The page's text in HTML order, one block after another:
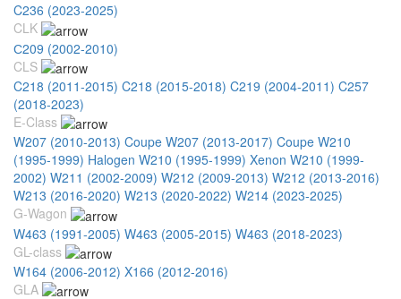
C236 (2023-2025)
CLK
С209 (2002-2010)
CLS
C218 (2011-2015) C218 (2015-2018) C219 (2004-2011) C257
(2018-2023)
E-Class
W207 (2010-2013) Coupe W207 (2013-2017) Coupe W210
(1995-1999) Halogen W210 (1995-1999) Xenon W210 (1999-
2002) W211 (2002-2009) W212 (2009-2013) W212 (2013-2016)
W213 (2016-2020) W213 (2020-2022) W214 (2023-2025)
G-Wagon
W463 (1991-2005) W463 (2005-2015) W463 (2018-2023)
GL-class
W164 (2006-2012) X166 (2012-2016)
GLA